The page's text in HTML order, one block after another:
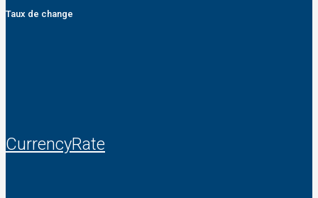
Taux de change
CurrencyRate